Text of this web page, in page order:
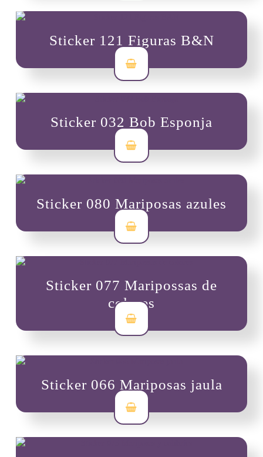
Sticker 121 Figuras B&N
$ 3,500
Sticker 032 Bob Esponja
$ 3,500
Sticker 080 Mariposas azules
$ 3,500
Sticker 077 Maripossas de
colores
3,500
Sticker 066 Mariposas jaula
$ 3,500